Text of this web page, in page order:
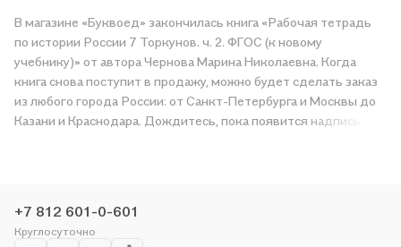
В магазине «Буквоед» закончилась книга «Рабочая тетрадь
по истории России 7 Торкунов. ч. 2. ФГОС (к новому
учебнику)» от автора Чернова Марина Николаевна. Когда
книга снова поступит в продажу, можно будет сделать заказ
из любого города России: от Санкт-Петербурга и Москвы до
Казани и Краснодара. Дождитесь, пока появится надпись
понравившуюся историю по приятной цене. Например,
организуем конкурсы и проводим акции. Оставайтесь с нами,
+7 812 601-0-601
Круглосуточно